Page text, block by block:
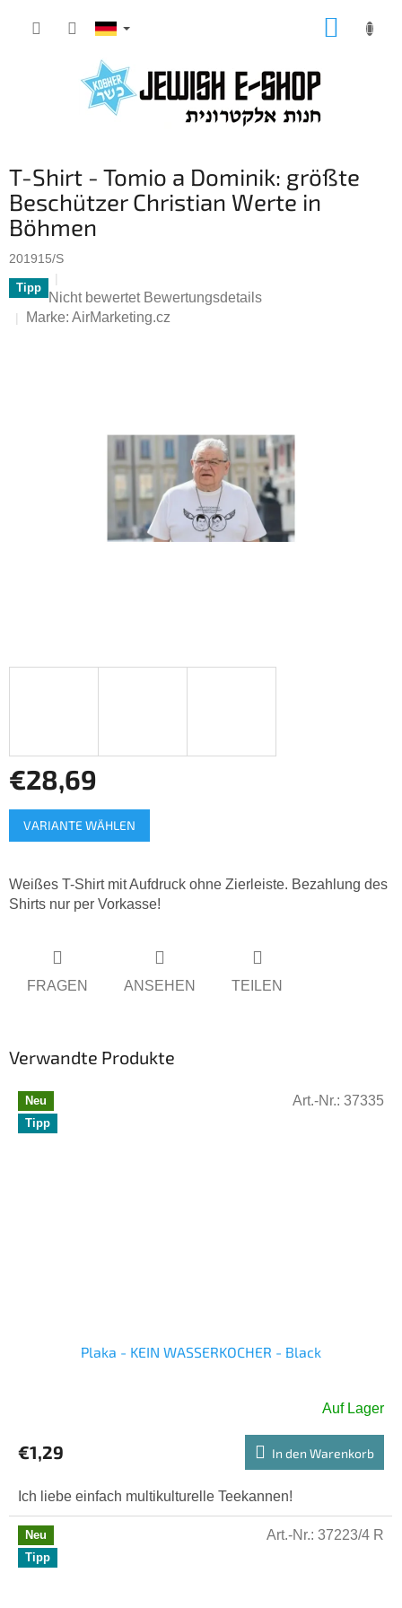
Inhalt
T-Shirt - Tomio a Dominik: größte
Beschützer Christian Werte in
Böhmen
201915/S
Tipp
Die
durchschnittliche
Nicht bewertet Bewertungsdetails
Marke: AirMarketing.cz
€28,69
Verkaufspreis:
VARIANTE WÄHLEN
Weißes T-Shirt mit Aufdruck ohne Zierleiste. Bezahlung des
Shirts nur per Vorkasse!
FRAGEN ANSEHEN TEILEN
Verwandte Produkte
Neu
Tipp
Plaka - KEIN WASSERKOCHER - Black
Auf Lager
€1,29 In den Warenkorb
Ich liebe einfach multikulturelle Teekannen!
Art.-Nr.: 37335
Neu
Tipp
Art.-Nr.: 37223/4 R